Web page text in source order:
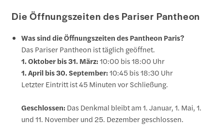
Die Öffnungszeiten des Pariser Pantheon
Was sind die Öffnungszeiten des Pantheon Paris?
Das Pariser Pantheon ist täglich geöffnet.
1. Oktober bis 31. März:10:00 bis 18:00 Uhr
1. April bis 30. September:10:45 bis 18:30 Uhr
Letzter Eintritt ist 45 Minuten vor Schließung.
Geschlossen: Das Denkmal bleibt am 1. Januar, 1. Mai, 1.
und 11. November und 25. Dezember geschlossen.